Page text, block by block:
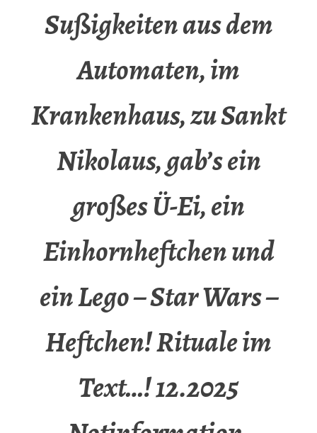
Sußigkeiten aus dem
Automaten, im
Krankenhaus, zu Sankt
Nikolaus, gab’s ein
großes Ü-Ei, ein
Einhornheftchen und
ein Lego – Star Wars –
Heftchen! Rituale im
Text…! 12.2025